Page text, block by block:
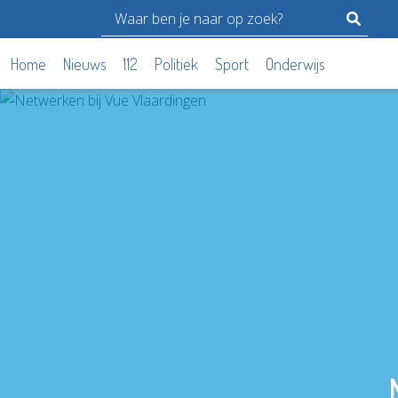
Home Nieuws 112 Politiek Sport Onderwijs